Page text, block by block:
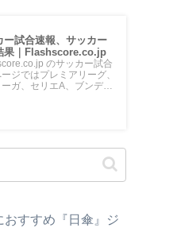
ー試合速報、サッカー
果｜Flashscore.co.jp
のサッカー試合
ジではプレミアリーグ、
ガ、セリエA、ブンデス
おすすめ『日傘』ジ